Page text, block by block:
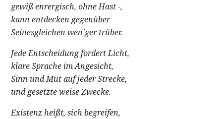
gewiß enrergisch, ohne Hast -,
kann entdecken gegenüber
Seinesgleichen wen´ger trüber.
Jede Entscheidung fordert Licht,
klare Sprache im Angesicht,
Sinn und Mut auf jeder Strecke,
und gesetzte weise Zwecke.
Existenz heißt, sich begreifen,